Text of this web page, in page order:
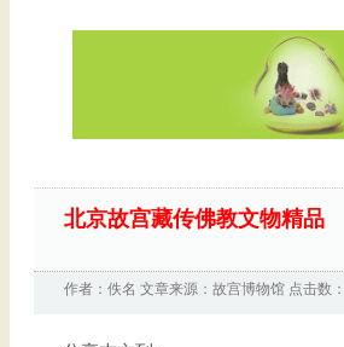
北京故宫藏传佛教文物精品
作者：佚名 文章来源： 故宫博物馆 点击数：